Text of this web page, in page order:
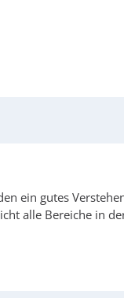
ein gutes
alle Bereiche in